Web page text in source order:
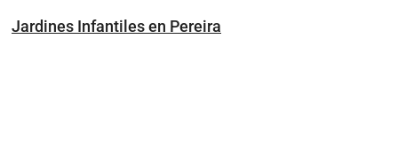
Jardines Infantiles en Pereira